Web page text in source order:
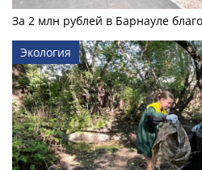
За 2 млн рублей в Барнауле
Экология